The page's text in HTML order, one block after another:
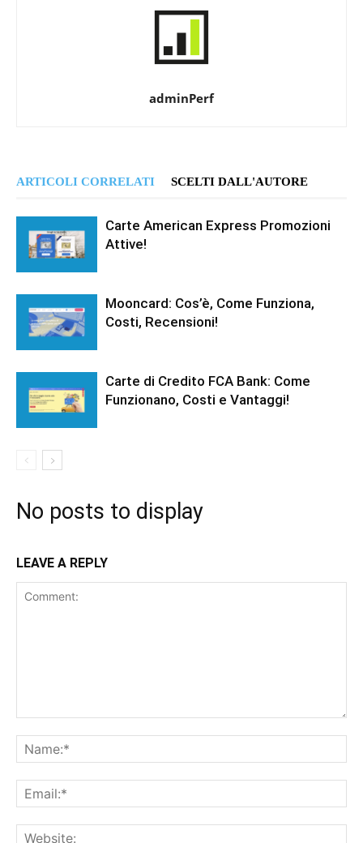
adminPerf
ARTICOLI CORRELATI SCELTI DALL'AUTORE
Carte American Express Promozioni
Attive!
Mooncard: Cos’è, Come Funziona,
Costi, Recensioni!
Carte di Credito FCA Bank: Come
Funzionano, Costi e Vantaggi!
No posts to display
LEAVE A REPLY